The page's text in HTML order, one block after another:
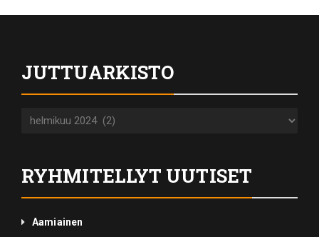
JUTTUARKISTO
Juttuarkisto
RYHMITELLYT UUTISET
Aamiainen